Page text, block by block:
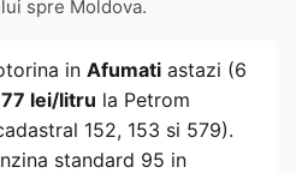
spre Moldova.
in Afumati astazi (6
lei/litru la Petrom
152, 153 si 579).
standard 95 in